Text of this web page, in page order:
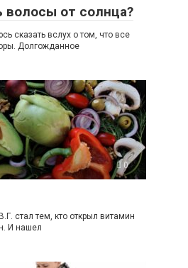
волосы от солнца?
сказать вслух о том, что все
Долгожданное
0
стал тем, кто открыл витамин
И нашел